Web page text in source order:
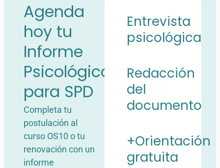
Agenda
hoy tu
Informe
Psicológico
para SPD
Completa tu
postulación al
curso OS10 o tu
renovación con un
informe
Entrevista
psicológica
Redacción
del
documento
+Orientación
gratuita